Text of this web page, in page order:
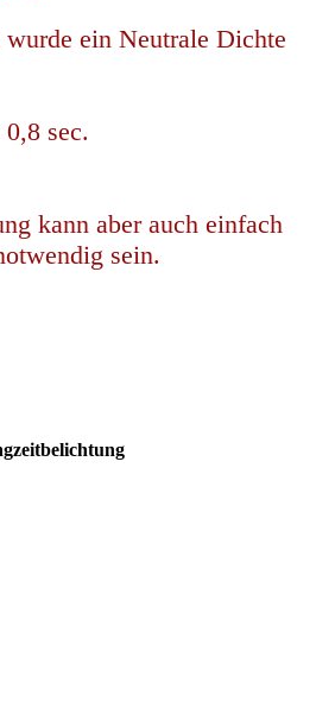
ein Neutrale Dichte
sec.
kann aber auch einfach
sein.